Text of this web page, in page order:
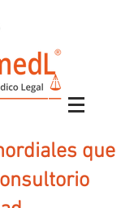
que